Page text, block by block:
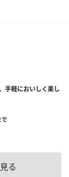
手軽においしく楽し
る